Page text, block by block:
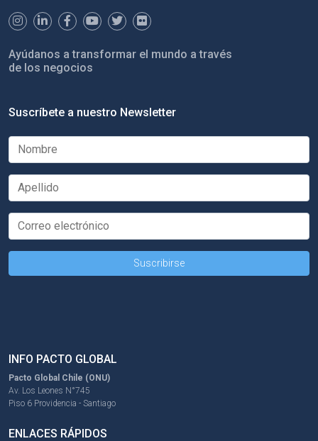
Ayúdanos a transformar el mundo a través
de los negocios
Suscríbete a nuestro Newsletter
INFO PACTO GLOBAL
Pacto Global Chile (ONU)
Av. Los Leones N°745
Piso 6 Providencia - Santiago
ENLACES RÁPIDOS